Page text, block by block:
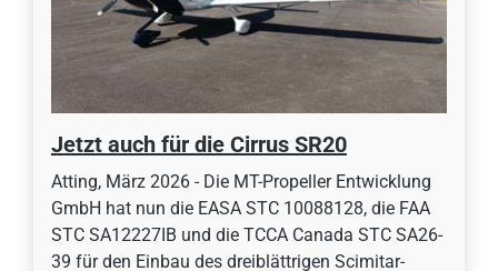
Jetzt auch für die Cirrus SR20
Atting, März 2026 - Die MT-Propeller Entwicklung
GmbH hat nun die EASA STC 10088128, die FAA
STC SA12227IB und die TCCA Canada STC SA26-
39 für den Einbau des dreiblättrigen Scimitar-